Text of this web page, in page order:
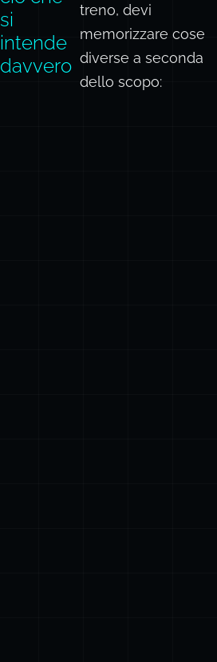
si
intende
davvero
treno, devi
memorizzare cose
diverse a seconda
dello scopo: